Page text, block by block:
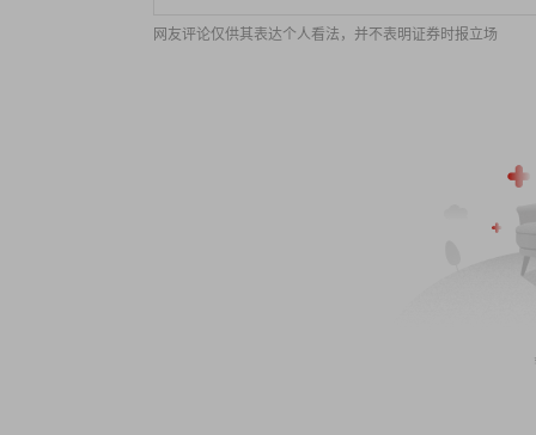
网友评论仅供其表达个人看法，并不表明证券时报立场